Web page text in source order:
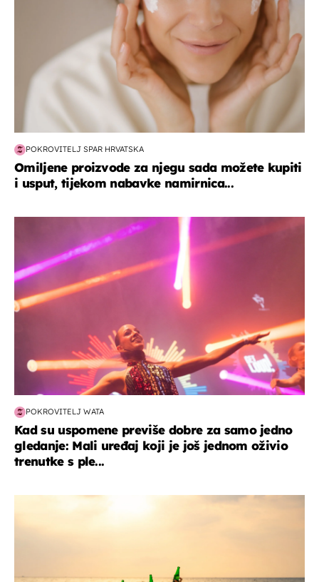
POKROVITELJ SPAR HRVATSKA
Omiljene proizvode za njegu sada možete kupiti
i usput, tijekom nabavke namirnica...
POKROVITELJ WATA
Kad su uspomene previše dobre za samo jedno
gledanje: Mali uređaj koji je još jednom oživio
trenutke s ple...